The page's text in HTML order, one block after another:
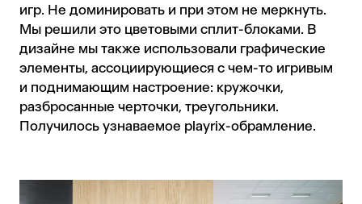
игр. Не доминировать и при этом не меркнуть.
Мы решили это цветовыми сплит-блоками. В
дизайне мы также использовали графические
элементы, ассоциирующиеся с чем-то игривым
и поднимающим настроение: кружочки,
разбросанные черточки, треугольники.
Получилось узнаваемое playrix-обрамление.